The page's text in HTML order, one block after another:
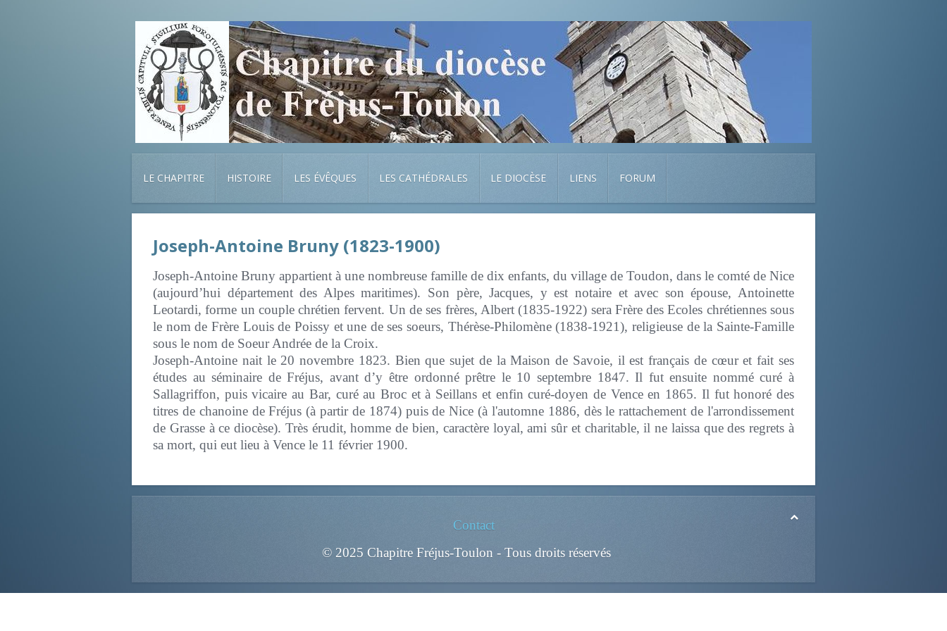
LE CHAPITRE HISTOIRE LES ÉVÊQUES LES CATHÉDRALES LE DIOCÈSE LIENS FORUM
Joseph-Antoine Bruny (1823-1900)
Joseph-Antoine Bruny appartient à une nombreuse famille de dix enfants, du village de Toudon, dans le comté de Nice
(aujourd’hui département des Alpes maritimes). Son père, Jacques, y est notaire et avec son épouse, Antoinette
Leotardi, forme un couple chrétien fervent. Un de ses frères, Albert (1835-1922) sera Frère des Ecoles chrétiennes sous
le nom de Frère Louis de Poissy et une de ses soeurs, Thérèse-Philomène (1838-1921), religieuse de la Sainte-Famille
sous le nom de Soeur Andrée de la Croix.
Joseph-Antoine nait le 20 novembre 1823. Bien que sujet de la Maison de Savoie, il est français de cœur et fait ses
études au séminaire de Fréjus, avant d’y être ordonné prêtre le 10 septembre 1847. Il fut ensuite nommé curé à
Sallagriffon, puis vicaire au Bar, curé au Broc et à Seillans et enfin curé-doyen de Vence en 1865. Il fut honoré des
titres de chanoine de Fréjus (à partir de 1874) puis de Nice (à l'automne 1886, dès le rattachement de l'arrondissement
de Grasse à ce diocèse). Très érudit, homme de bien, caractère loyal, ami sûr et charitable, il ne laissa que des regrets à
sa mort, qui eut lieu à Vence le 11 février 1900.
Contact
© 2025 Chapitre Fréjus-Toulon - Tous droits réservés